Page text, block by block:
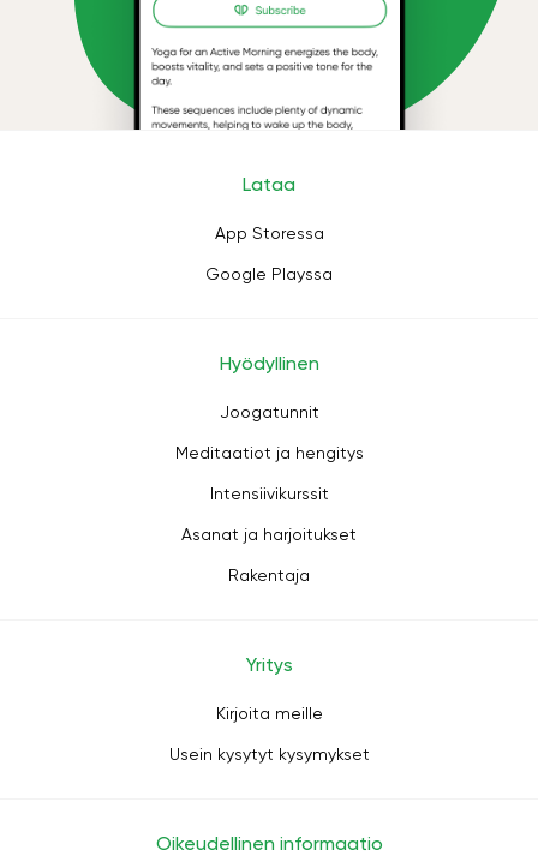
Lataa
App Storessa
Google Playssa
Hyödyllinen
Joogatunnit
Meditaatiot ja hengitys
Intensiivikurssit
Asanat ja harjoitukset
Rakentaja
Yritys
Kirjoita meille
Usein kysytyt kysymykset
Oikeudellinen informaatio